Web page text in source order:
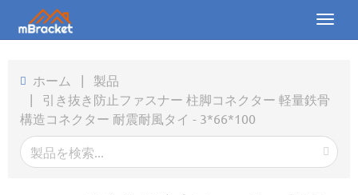
Toggle
製品
ホーム | 製品
| 引き抜き防止ファスナー 柱脚コネクター 軽量鉄骨
構造コネクター 耐震耐風タイ - 3*66*100